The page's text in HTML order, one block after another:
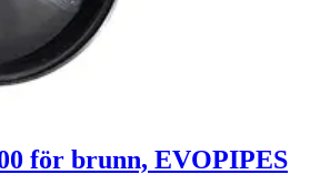
för brunn, EVOPIPES